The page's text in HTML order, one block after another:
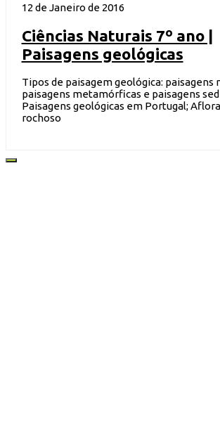
12 de Janeiro de 2016
Ciências Naturais 7º ano |
Paisagens geológicas
Tipos de paisagem geológica: paisagens
paisagens metamórficas e paisagens
Paisagens geológicas em Portugal;
rochoso